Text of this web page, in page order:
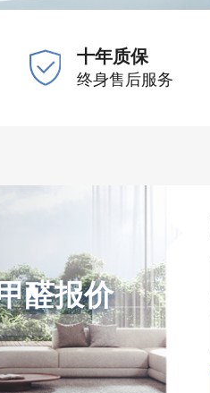
十年质保
终身售后服务
醛报价